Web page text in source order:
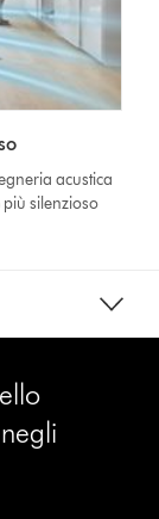
acustica
silenzioso